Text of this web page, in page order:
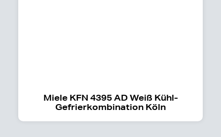
Miele KFN 4395 AD Weiß Kühl-
Gefrierkombination Köln